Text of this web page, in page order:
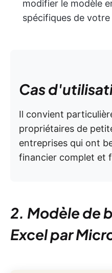
modifier le modèle
spécifiques de
Cas
Il convient
propriétaires de
entreprises qui ont
financier complet et
2. Modèle de
Excel par